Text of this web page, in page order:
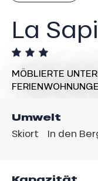
La
MÖBLIERTE
Umwelt
Skiort In den